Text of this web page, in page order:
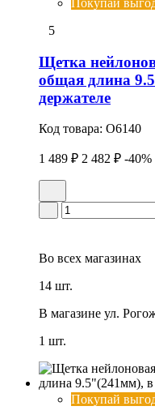
5
Щетка
общая длина
держателе
Код товара: O6140
1 489 ₽ 2 482 ₽ -40%
Во всех магазинах
14 шт.
В магазине ул.
1 шт.
Покупай